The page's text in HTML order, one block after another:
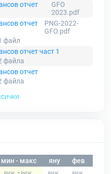
отчет
GFO
2023.pdf
отчет
PNG-2022-
GFO.pdf
файл
отчет част 1
файла
отчет
файла
мин - макс яну фев